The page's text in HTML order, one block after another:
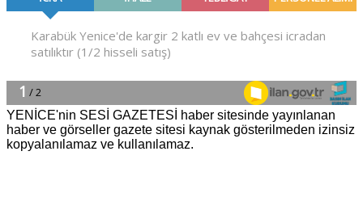
YENİCE'nin SESİ GAZETESİ haber sitesinde yayınlanan
haber ve görseller gazete sitesi kaynak gösterilmeden izinsiz
kopyalanılamaz ve kullanılamaz.